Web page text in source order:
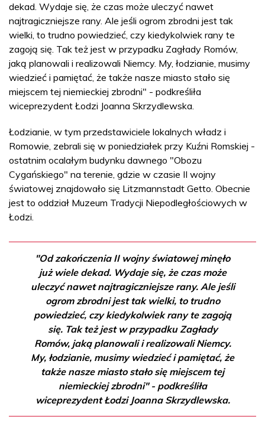
dekad. Wydaje się, że czas może uleczyć nawet
najtragiczniejsze rany. Ale jeśli ogrom zbrodni jest tak
wielki, to trudno powiedzieć, czy kiedykolwiek rany te
zagoją się. Tak też jest w przypadku Zagłady Romów,
jaką planowali i realizowali Niemcy. My, łodzianie, musimy
wiedzieć i pamiętać, że także nasze miasto stało się
miejscem tej niemieckiej zbrodni" - podkreśliła
wiceprezydent Łodzi Joanna Skrzydlewska.
Łodzianie, w tym przedstawiciele lokalnych władz i
Romowie, zebrali się w poniedziałek przy Kuźni Romskiej -
ostatnim ocalałym budynku dawnego "Obozu
Cygańskiego" na terenie, gdzie w czasie II wojny
światowej znajdowało się Litzmannstadt Getto. Obecnie
jest to oddział Muzeum Tradycji Niepodległościowych w
Łodzi.
"Od zakończenia II wojny światowej minęło
już wiele dekad. Wydaje się, że czas może
uleczyć nawet najtragiczniejsze rany. Ale jeśli
ogrom zbrodni jest tak wielki, to trudno
powiedzieć, czy kiedykolwiek rany te zagoją
się. Tak też jest w przypadku Zagłady
Romów, jaką planowali i realizowali Niemcy.
My, łodzianie, musimy wiedzieć i pamiętać, że
także nasze miasto stało się miejscem tej
niemieckiej zbrodni" - podkreśliła
wiceprezydent Łodzi Joanna Skrzydlewska.